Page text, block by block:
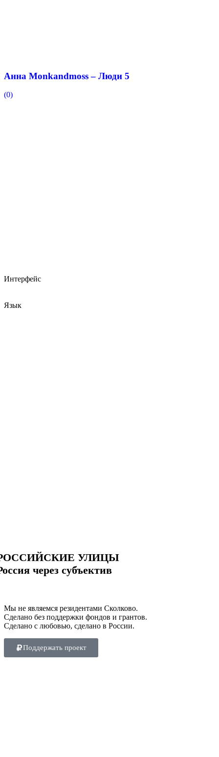
Анна Monkandmoss – Люди 5
(0)
Интерфейс
Язык
УЛИЦЫ
через субъектив
Мы не являемся резидентами Сколково.
Сделано без поддержки фондов и грантов.
Сделано с любовью, сделано в России.
Поддержать проект